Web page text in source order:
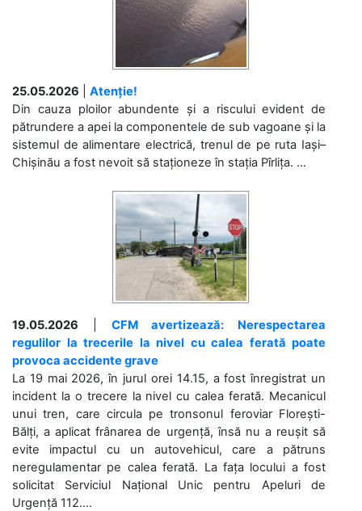
25.05.2026
Atenție!
Din cauza ploilor abundente și a riscului evident de
pătrundere a apei la componentele de sub vagoane și la
sistemul de alimentare electrică, trenul de pe ruta Iași–
Chișinău a fost nevoit să staționeze în stația Pîrlița. ...
19.05.2026
CFM avertizează: Nerespectarea
regulilor la trecerile la nivel cu calea ferată poate
provoca accidente grave
La 19 mai 2026, în jurul orei 14.15, a fost înregistrat un
incident la o trecere la nivel cu calea ferată. Mecanicul
unui tren, care circula pe tronsonul feroviar Florești-
Bălți, a aplicat frânarea de urgență, însă nu a reușit să
evite impactul cu un autovehicul, care a pătruns
neregulamentar pe calea ferată. La fața locului a fost
solicitat Serviciul Național Unic pentru Apeluri de
Urgență 112....